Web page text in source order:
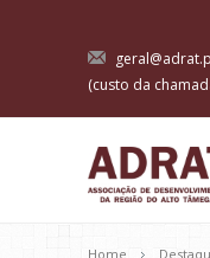
(custo da
Home